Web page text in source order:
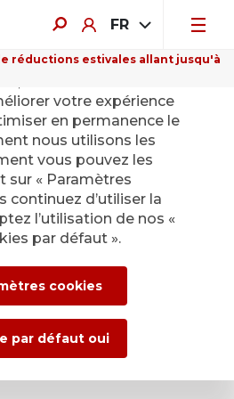
FR
réductions estivales allant jusqu'à
presse
pour les
et les
de
nous utilisons des
votre expérience
en permanence le
nous utilisons les
vous pouvez les
sur « Paramètres
continuez d’utiliser la
l’utilisation de nos «
par défaut ».
cookies
par défaut oui